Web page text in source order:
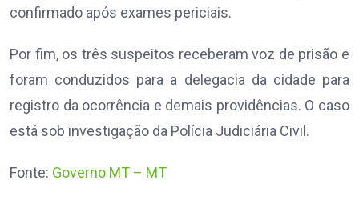
confirmado após exames periciais.
Por fim, os três suspeitos receberam voz de prisão e
foram conduzidos para a delegacia da cidade para
registro da ocorrência e demais providências. O caso
está sob investigação da Polícia Judiciária Civil.
Fonte: Governo MT – MT